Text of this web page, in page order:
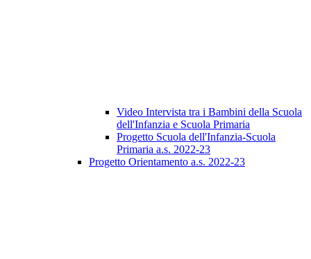
Video Intervista tra i Bambini della Scuola
dell'Infanzia e Scuola Primaria
Progetto Scuola dell'Infanzia-Scuola
Primaria a.s. 2022-23
Progetto Orientamento a.s. 2022-23